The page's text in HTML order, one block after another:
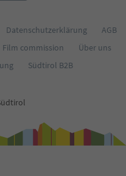
Datenschutzerklärung
AGB
Film commission
Über uns
Südtirol B2B